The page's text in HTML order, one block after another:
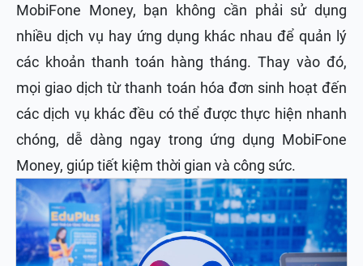
MobiFone Money, bạn không cần phải sử dụng
nhiều dịch vụ hay ứng dụng khác nhau để quản lý
các khoản thanh toán hàng tháng. Thay vào đó,
mọi giao dịch từ thanh toán hóa đơn sinh hoạt đến
các dịch vụ khác đều có thể được thực hiện nhanh
chóng, dễ dàng ngay trong ứng dụng MobiFone
Money, giúp tiết kiệm thời gian và công sức.